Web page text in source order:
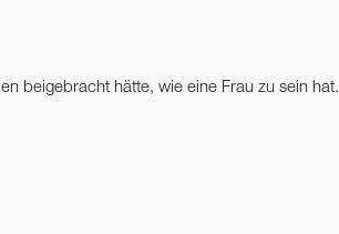
beigebracht hätte, wie eine Frau zu sein hat.